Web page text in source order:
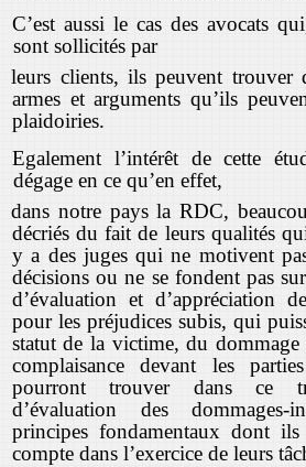
C’est aussi le cas des avocats
sont sollicités par
leurs clients, ils peuvent trouver
armes et arguments qu’ils
plaidoiries.
Egalement l’intérêt de cette
dégage en ce qu’en effet,
dans notre pays la RDC,
décriés du fait de leurs qualités
y a des juges qui ne motivent
décisions ou ne se fondent pas
d’évaluation et d’appréciation
pour les préjudices subis, qui
statut de la victime, du dommage
complaisance devant les
pourront trouver dans ce
d’évaluation des dommages-
principes fondamentaux dont
compte dans l’exercice de leurs